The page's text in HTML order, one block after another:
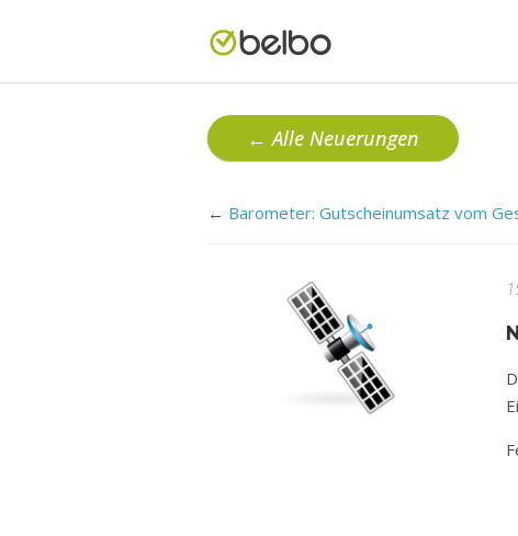
← Alle Neuerungen
← Barometer: Gutscheinumsatz vom